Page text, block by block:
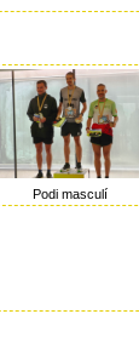
Podi masculí